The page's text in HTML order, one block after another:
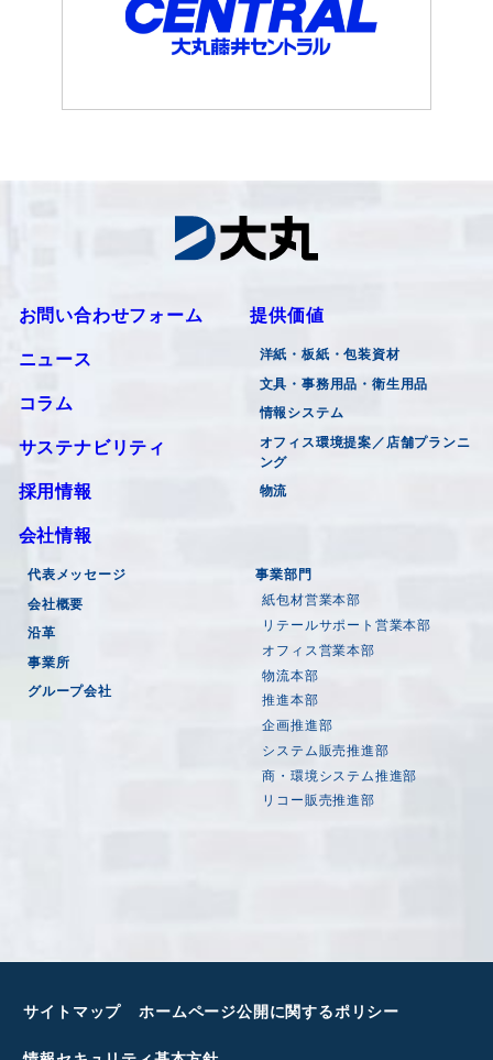
お問い合わせフォーム
ニュース
コラム
サステナビリティ
採用情報
提供価値
洋紙・板紙・包装資材
文具・事務用品・衛生用品
情報システム
オフィス環境提案／店舗プランニ
ング
物流
会社情報
代表メッセージ
会社概要
沿革
事業所
グループ会社
事業部門
紙包材営業本部
リテールサポート営業本部
オフィス営業本部
物流本部
推進本部
企画推進部
システム販売推進部
商・環境システム推進部
リコー販売推進部
サイトマップ ホームページ公開に関するポリシー